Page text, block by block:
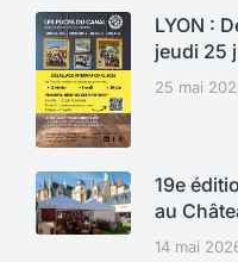
LYON :
jeudi 25
25 mai
19e
au
14 mai